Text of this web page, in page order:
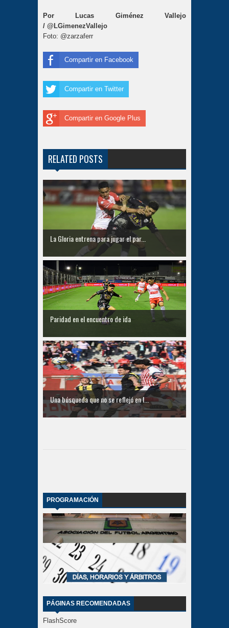
Por Lucas Giménez Vallejo
/ @LGimenezVallejo
Foto: @zarzaferr
Compartir en Facebook
Compartir en Twitter
Compartir en Google Plus
RELATED POSTS
La Gloria entrena para jugar el par...
Paridad en el encuentro de ida
Una búsqueda que no se reflejó en l...
PROGRAMACIÓN
PÁGINAS RECOMENDADAS
FlashScore